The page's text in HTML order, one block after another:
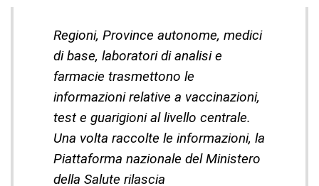
Regioni, Province autonome, medici
di base, laboratori di analisi e
farmacie trasmettono le
informazioni relative a vaccinazioni,
test e guarigioni al livello centrale.
Una volta raccolte le informazioni, la
Piattaforma nazionale del Ministero
della Salute rilascia